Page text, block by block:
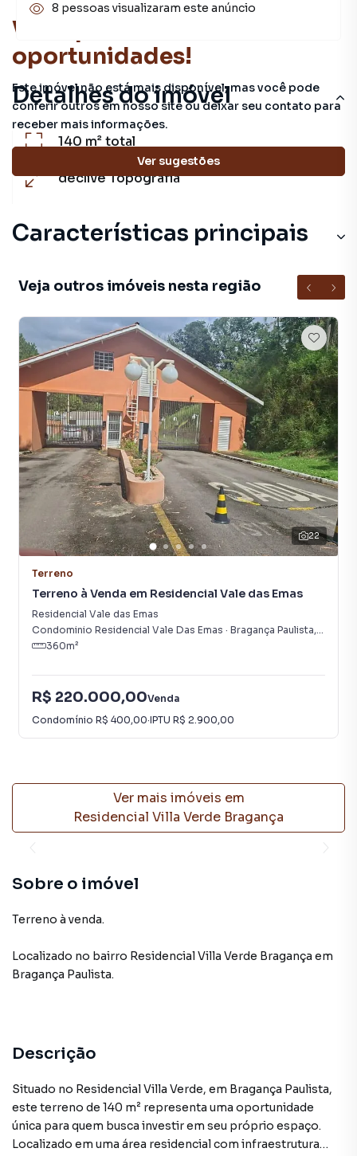
Você pode encontrar novas
oportunidades!
Este imóvel não está mais disponível, mas você pode
conferir outros em nosso site ou deixar seu contato para
receber mais informações.
Ver sugestões
Detalhes do imóvel
140 m²total
decliveTopografia
Características principais
Veja outros imóveis nesta região
22
Terreno
Terreno à Venda em Residencial Vale das Emas
Residencial Vale das Emas
Condominio Residencial Vale Das Emas · Bragança Paulista, SP
360m²
R$ 220.000,00Venda
Condomínio R$ 400,00·IPTU R$ 2.900,00
Ver mais imóveis em
Residencial Villa Verde Bragança
Sobre o imóvel
Terreno à venda.
Localizado no bairro Residencial Villa Verde Bragança em
Bragança Paulista.
Descrição
Situado no Residencial Villa Verde, em Bragança Paulista,
este terreno de 140 m² representa uma oportunidade
única para quem busca investir em seu próprio espaço.
Localizado em uma área residencial com infraestrutura
8 pessoas visualizaram este anúncio